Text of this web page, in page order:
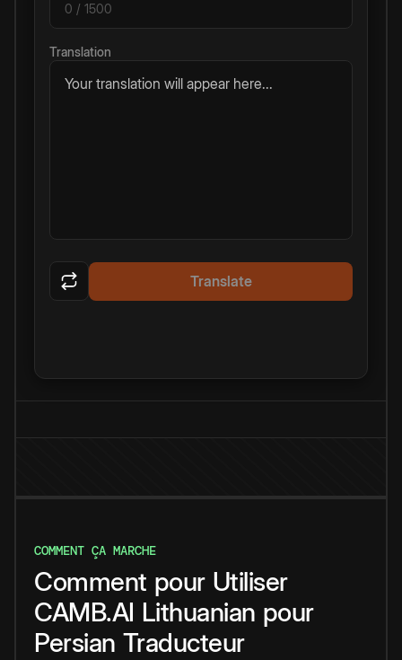
0 / 1500
Translation
Your translation will appear here...
Translate
COMMENT ÇA MARCHE
Comment pour Utiliser
CAMB.AI Lithuanian pour
Persian Traducteur